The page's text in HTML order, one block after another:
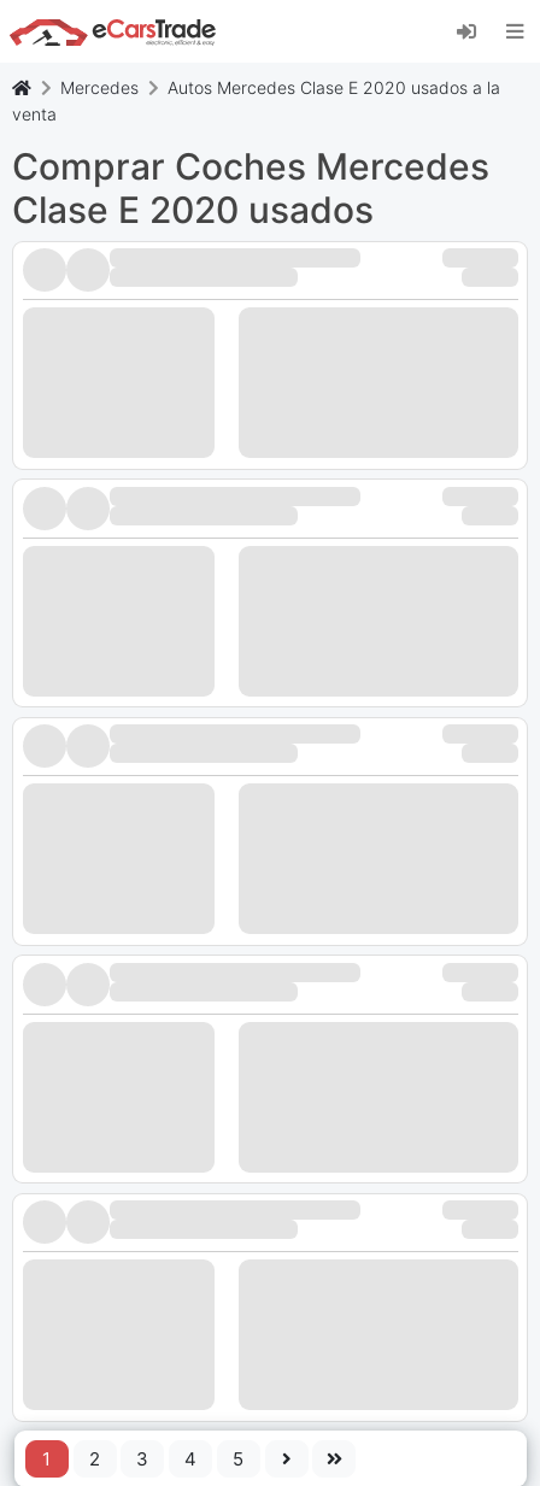
Instala la aplicación web de eCarsTrade,
añádela a tu pantalla de inicio y recibe
actualizaciones al instante.
Mercedes
Autos Mercedes Clase E 2020 usados a la
venta
Comprar Coches Mercedes
Clase E 2020 usados
1 2 3 4 5